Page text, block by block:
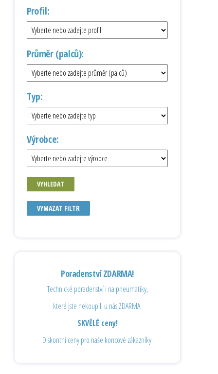
Profil:
Průměr (palců):
Typ:
Výrobce:
VYHLEDAT
VYMAZAT FILTR
Poradenství ZDARMA!
Technické poradenství i na pneumatiky,
které jste nekoupili u nás ZDARMA.
SKVĚLÉ ceny!
Diskontní ceny pro naše koncové zákazníky.